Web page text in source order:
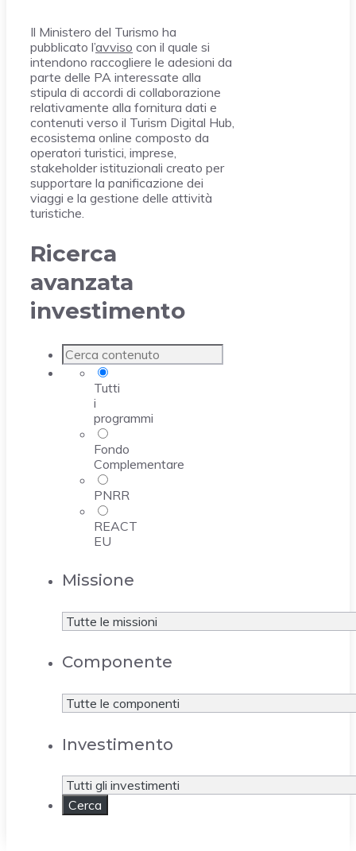
Il Ministero del Turismo ha
pubblicato l’avviso con il quale si
intendono raccogliere le adesioni da
parte delle PA interessate alla
stipula di accordi di collaborazione
relativamente alla fornitura dati e
contenuti verso il Turism Digital Hub,
ecosistema online composto da
operatori turistici, imprese,
stakeholder istituzionali creato per
supportare la panificazione dei
viaggi e la gestione delle attività
turistiche.
Ricerca
avanzata
investimento
Tutti
i
programmi
Fondo
Complementare
PNRR
REACT
EU
Missione
Componente
Investimento